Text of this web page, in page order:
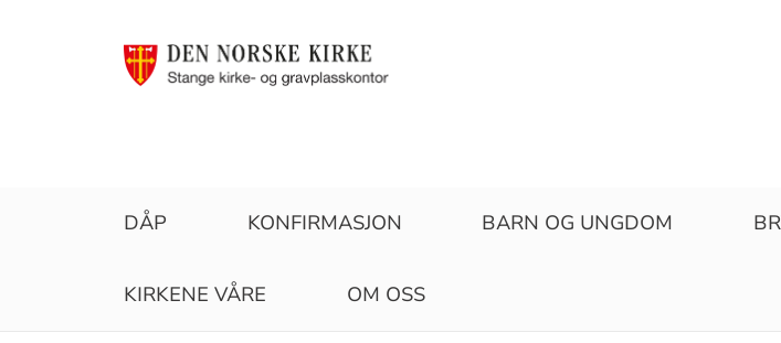
DÅP KONFIRMASJON BARN OG UNGDOM
KIRKENE VÅRE OM OSS